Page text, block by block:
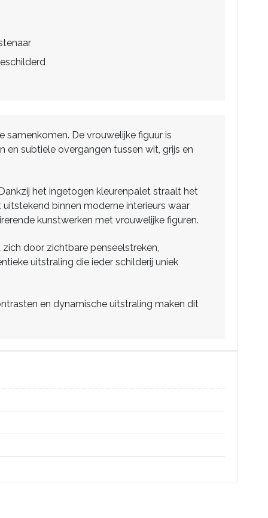
samenkomen. De vrouwelijke figuur is
en subtiele overgangen tussen wit, grijs en
het ingetogen kleurenpalet straalt het
binnen moderne interieurs waar
kunstwerken met vrouwelijke figuren.
door zichtbare penseelstreken,
uitstraling die ieder schilderij uniek
en dynamische uitstraling maken dit